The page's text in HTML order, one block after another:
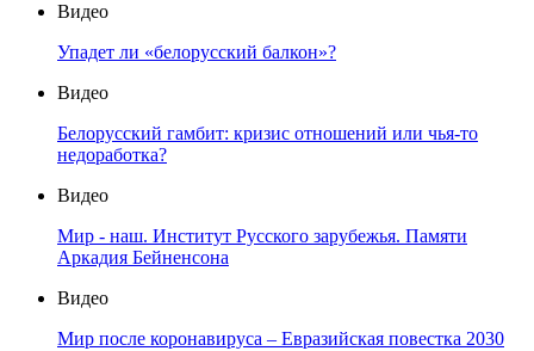
Видео
Упадет ли «белорусский балкон»?
Видео
Белорусский гамбит: кризис отношений или чья-то
недоработка?
Видео
Мир - наш. Институт Русского зарубежья. Памяти
Аркадия Бейненсона
Видео
Мир после коронавируса – Евразийская повестка 2030